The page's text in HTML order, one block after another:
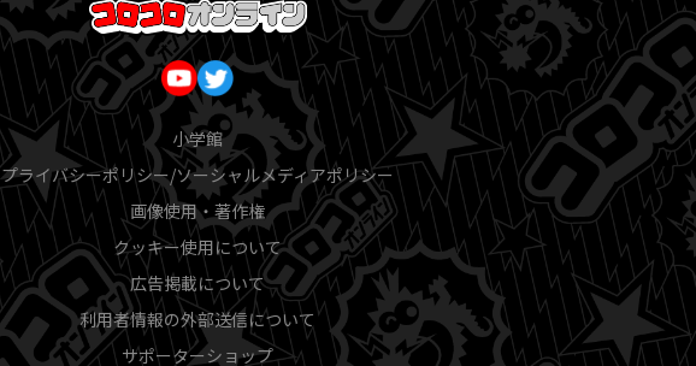
小学館
プライバシーポリシー/ソーシャルメディアポリシー
画像使用・著作権
クッキー使用について
広告掲載について
利用者情報の外部送信について
サポーターショップ